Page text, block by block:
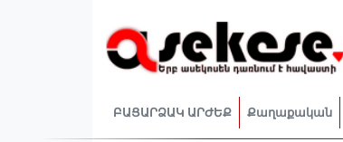
ԲԱՑԱՐՁԱԿ ԱՐԺԵՔ Քաղաքական